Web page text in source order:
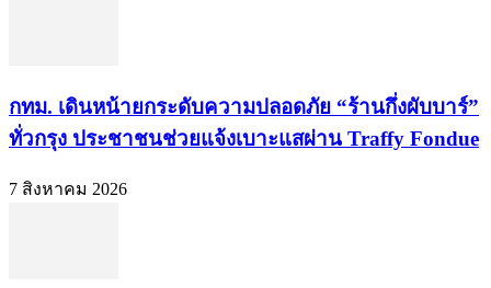
กทม. เดินหน้ายกระดับความปลอดภัย “ร้านกึ่งผับบาร์”
ทั่วกรุง ประชาชนช่วยแจ้งเบาะแสผ่าน Traffy Fondue
7 สิงหาคม 2026